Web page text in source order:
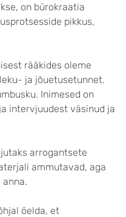
on bürokraatia
pikkus,
rääkides oleme
ja jõuetusetunnet.
Inimesed on
intervjuudest väsinud ja
arrogantsete
ammutavad, aga
öelda, et